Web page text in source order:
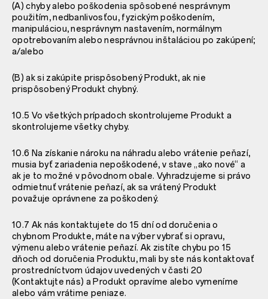
(A) chyby alebo poškodenia spôsobené nesprávnym
použitím, nedbanlivosťou, fyzickým poškodením,
manipuláciou, nesprávnym nastavením, normálnym
opotrebovaním alebo nesprávnou inštaláciou po zakúpení;
a/alebo
(B) ak si zakúpite prispôsobený Produkt, ak nie
prispôsobený Produkt chybný.
10.5 Vo všetkých prípadoch skontrolujeme Produkt a
skontrolujeme všetky chyby.
10.6 Na získanie nároku na náhradu alebo vrátenie peňazí,
musia byť zariadenia nepoškodené, v stave „ako nové“ a
ak je to možné v pôvodnom obale. Vyhradzujeme si právo
odmietnuť vrátenie peňazí, ak sa vrátený Produkt
považuje oprávnene za poškodený.
10.7 Ak nás kontaktujete do 15 dní od doručenia o
chybnom Produkte, máte na výber vybrať si opravu,
výmenu alebo vrátenie peňazí. Ak zistíte chybu po 15
dňoch od doručenia Produktu, mali by ste nás kontaktovať
prostredníctvom údajov uvedených v časti 20
(Kontaktujte nás) a Produkt opravíme alebo vymeníme
alebo vám vrátime peniaze.